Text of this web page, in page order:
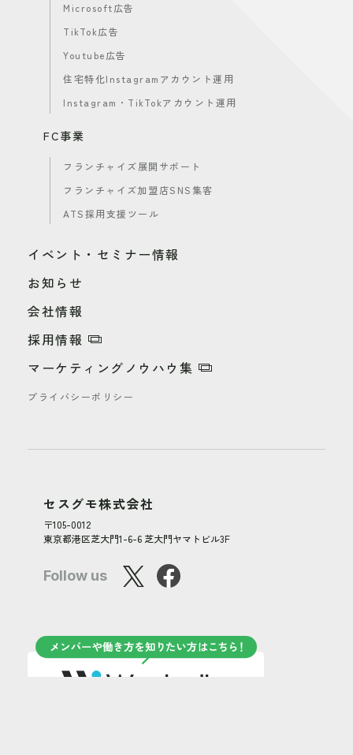
Microsoft広告
TikTok広告
Youtube広告
住宅特化Instagramアカウント運用
Instagram・TikTokアカウント運用
FC事業
フランチャイズ展開サポート
フランチャイズ加盟店SNS集客
ATS採用支援ツール
イベント・セミナー情報
お知らせ
会社情報
採用情報
マーケティングノウハウ集
プライバシーポリシー
セスグモ株式会社
〒105-0012
東京都港区芝大門1-6-6 芝大門ヤマトビル3F
Follow us